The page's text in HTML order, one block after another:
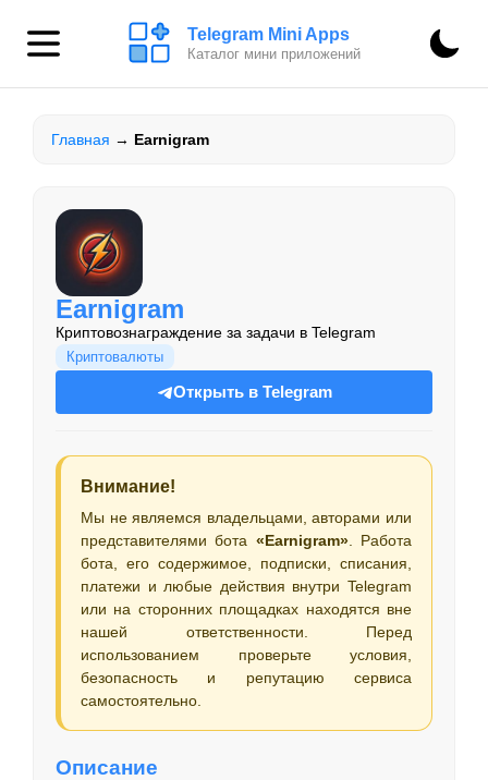
Telegram Mini Apps
Каталог мини приложений
Главная → Earnigram
Earnigram
Криптовознаграждение за задачи в Telegram
Криптовалюты
Открыть в Telegram
Внимание!
Мы не являемся владельцами, авторами или
представителями бота «Earnigram». Работа
бота, его содержимое, подписки, списания,
платежи и любые действия внутри Telegram
или на сторонних площадках находятся вне
нашей ответственности. Перед
использованием проверьте условия,
безопасность и репутацию сервиса
самостоятельно.
Описание